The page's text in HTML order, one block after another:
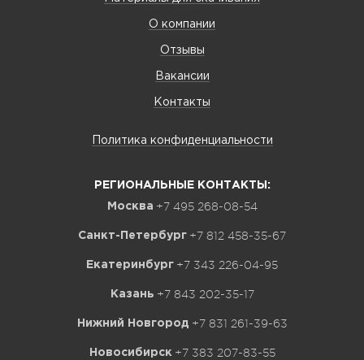
О компании
Отзывы
Вакансии
Контакты
Политика конфиденциальности
РЕГИОНАЛЬНЫЕ КОНТАКТЫ:
Москва +7 495 268-08-54
Санкт-Петербург +7 812 458-35-67
Екатеринбург +7 343 226-04-95
Казань +7 843 202-35-17
Нижний Новгород +7 831 261-39-63
Новосибирск +7 383 207-83-55